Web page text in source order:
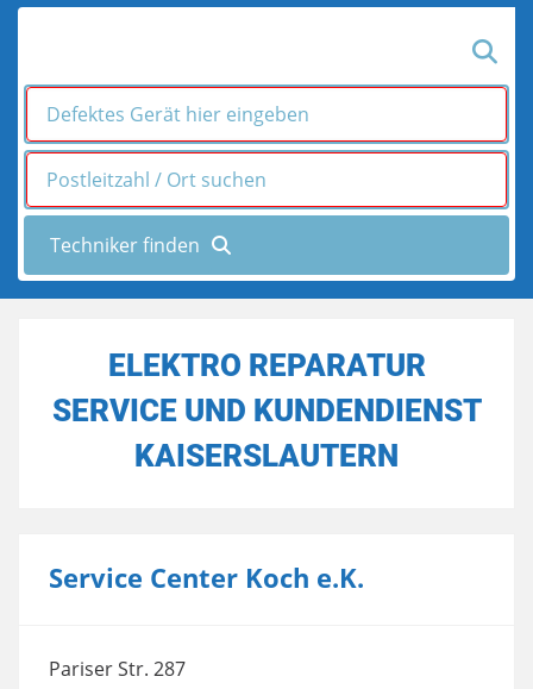
ELEKTRO REPARATUR
SERVICE UND KUNDENDIENST
KAISERSLAUTERN
Service Center Koch e.K.
Pariser Str. 287